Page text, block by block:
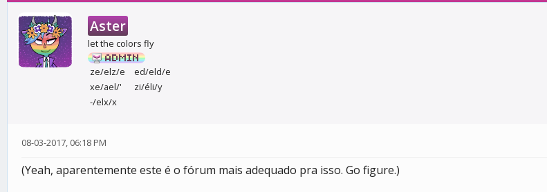
Aster
let the colors fly
ze/elz/e
ed/eld/e
xe/ael/'
zi/éli/y
-/elx/x
08-03-2017, 06:18 PM
(Yeah, aparentemente este é o fórum mais adequado pra isso. Go figure.)